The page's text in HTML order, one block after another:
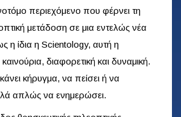
περιεχόμενο που φέρνει τη
μετάδοση σε μια εντελώς νέα
η ίδια η Scientology, αυτή η
διαφορετική και δυναμική.
κήρυγμα, να πείσει ή να
απλώς να ενημερώσει.